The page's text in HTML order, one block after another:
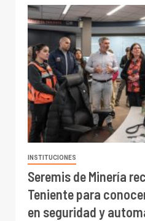
INSTITUCIONES
Seremis de Minería
Teniente para
en seguridad y